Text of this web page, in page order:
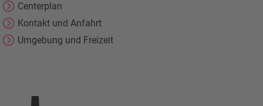
Centerplan
Kontakt und Anfahrt
Umgebung und Freizeit